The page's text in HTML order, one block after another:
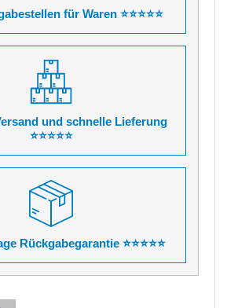
für Waren ⭐⭐⭐⭐⭐
und schnelle Lieferung
⭐⭐⭐⭐⭐
Rückgabegarantie ⭐⭐⭐⭐⭐